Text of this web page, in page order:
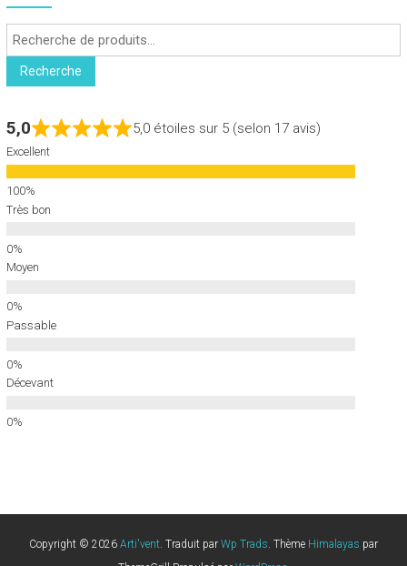
Recherche
pour :
Recherche
5,0 5,0 étoiles sur 5 (selon 17 avis)
Excellent
Très bon
Moyen
Passable
Décevant
Copyright © 2026 Arti'vent. Traduit par Wp Trads. Thème Himalayas par